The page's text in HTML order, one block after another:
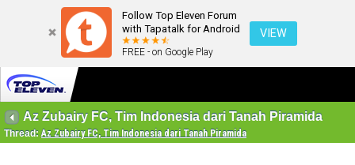
Follow Top Eleven Forum
with Tapatalk for Android
FREE - on Google Play
VIEW
Az Zubairy FC, Tim Indonesia dari Tanah Piramida
Thread:Az Zubairy FC, Tim Indonesia dari Tanah Piramida